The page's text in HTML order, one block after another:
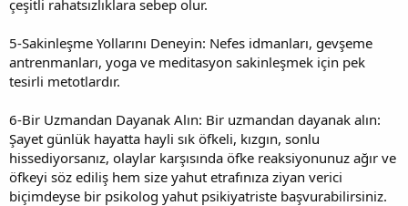
çeşitli rahatsızlıklara sebep olur.
5-Sakinleşme Yollarını Deneyin: Nefes idmanları, gevşeme
antrenmanları, yoga ve meditasyon sakinleşmek için pek
tesirli metotlardır.
6-Bir Uzmandan Dayanak Alın: Bir uzmandan dayanak alın:
Şayet günlük hayatta hayli sık öfkeli, kızgın, sonlu
hissediyorsanız, olaylar karşısında öfke reaksiyonunuz ağır ve
öfkeyi söz ediliş hem size yahut etrafınıza ziyan verici
biçimdeyse bir psikolog yahut psikiyatriste başvurabilirsiniz.